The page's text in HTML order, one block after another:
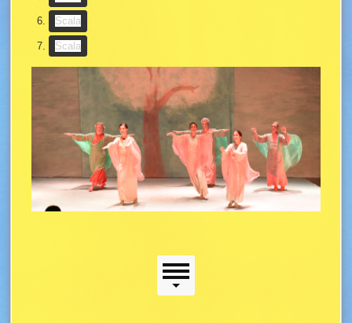
Scala(Slideshow-Taste)
Scala(Slideshow-Taste)
Seitenmenü